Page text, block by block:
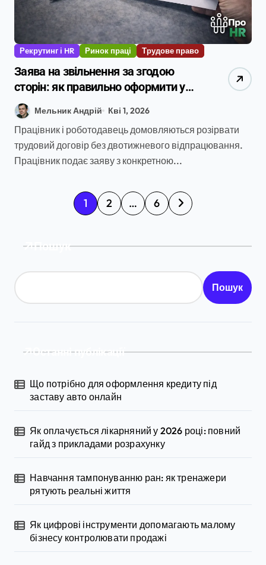
Рекрутинг і HR Ринок праці Трудове право
Заява на звільнення за згодою
сторін: як правильно оформити у
2026 році
Мельник Андрій Кві 1, 2026
Працівник і роботодавець домовляються розірвати
трудовий договір без двотижневого відпрацювання.
Працівник подає заяву з конкретною...
П
а
а
я
з
а
и
і
в
1 2 … 6
Пошук
Пошук
Останні публікації
Що потрібно для оформлення кредиту під
заставу авто онлайн
Як оплачується лікарняний у 2026 році: повний
гайд з прикладами розрахунку
Навчання тампонуванню ран: як тренажери
рятують реальні життя
Як цифрові інструменти допомагають малому
бізнесу контролювати продажі